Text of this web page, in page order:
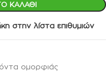
ΚΑΛΆΘΙ
στην λίστα επιθυμιών
ομορφιάς